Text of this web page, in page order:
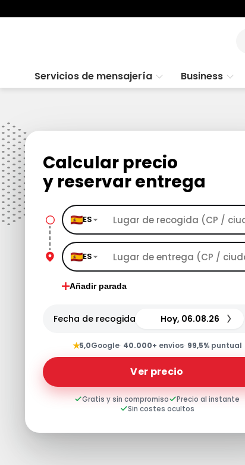
Servicios de mensajería Business
Calcular precio
y reservar entrega
ES
ES
Añadir parada
Fecha de recogida Hoy, 06.08.26
★5,0Google· 40.000+ envíos· 99,5%puntual
Ver precio
Gratis y sin compromiso
Precio al instante
Sin costes ocultos